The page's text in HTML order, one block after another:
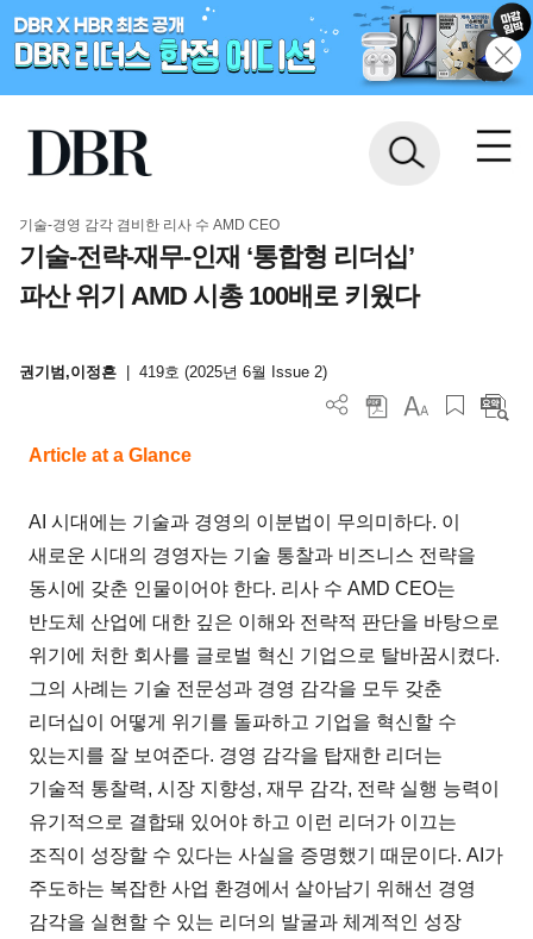
기술-경영 감각 겸비한 리사 수 AMD CEO
기술-전략-재무-인재 ‘통합형 리더십’
파산 위기 AMD 시총 100배로 키웠다
권기범,이정흔 419호 (2025년 6월 Issue 2)
Article at a Glance
AI 시대에는 기술과 경영의 이분법이 무의미하다. 이
새로운 시대의 경영자는 기술 통찰과 비즈니스 전략을
동시에 갖춘 인물이어야 한다. 리사 수 AMD CEO는
반도체 산업에 대한 깊은 이해와 전략적 판단을 바탕으로
위기에 처한 회사를 글로벌 혁신 기업으로 탈바꿈시켰다.
그의 사례는 기술 전문성과 경영 감각을 모두 갖춘
리더십이 어떻게 위기를 돌파하고 기업을 혁신할 수
있는지를 잘 보여준다. 경영 감각을 탑재한 리더는
기술적 통찰력, 시장 지향성, 재무 감각, 전략 실행 능력이
유기적으로 결합돼 있어야 하고 이런 리더가 이끄는
조직이 성장할 수 있다는 사실을 증명했기 때문이다. AI가
주도하는 복잡한 사업 환경에서 살아남기 위해선 경영
감각을 실현할 수 있는 리더의 발굴과 체계적인 성장